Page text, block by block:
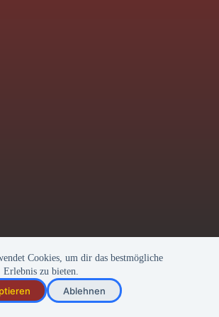
Cookies, um dir das bestmögliche
Erlebnis zu bieten.
Ablehnen
Kontakt
Datenschutz